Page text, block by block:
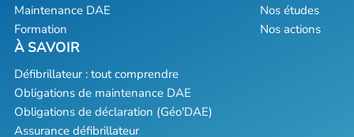
Maintenance DAE
Formation
Nos études
Nos actions
Défibrillateur : tout comprendre
Obligations de maintenance DAE
Obligations de déclaration (Géo'DAE)
Assurance défibrillateur